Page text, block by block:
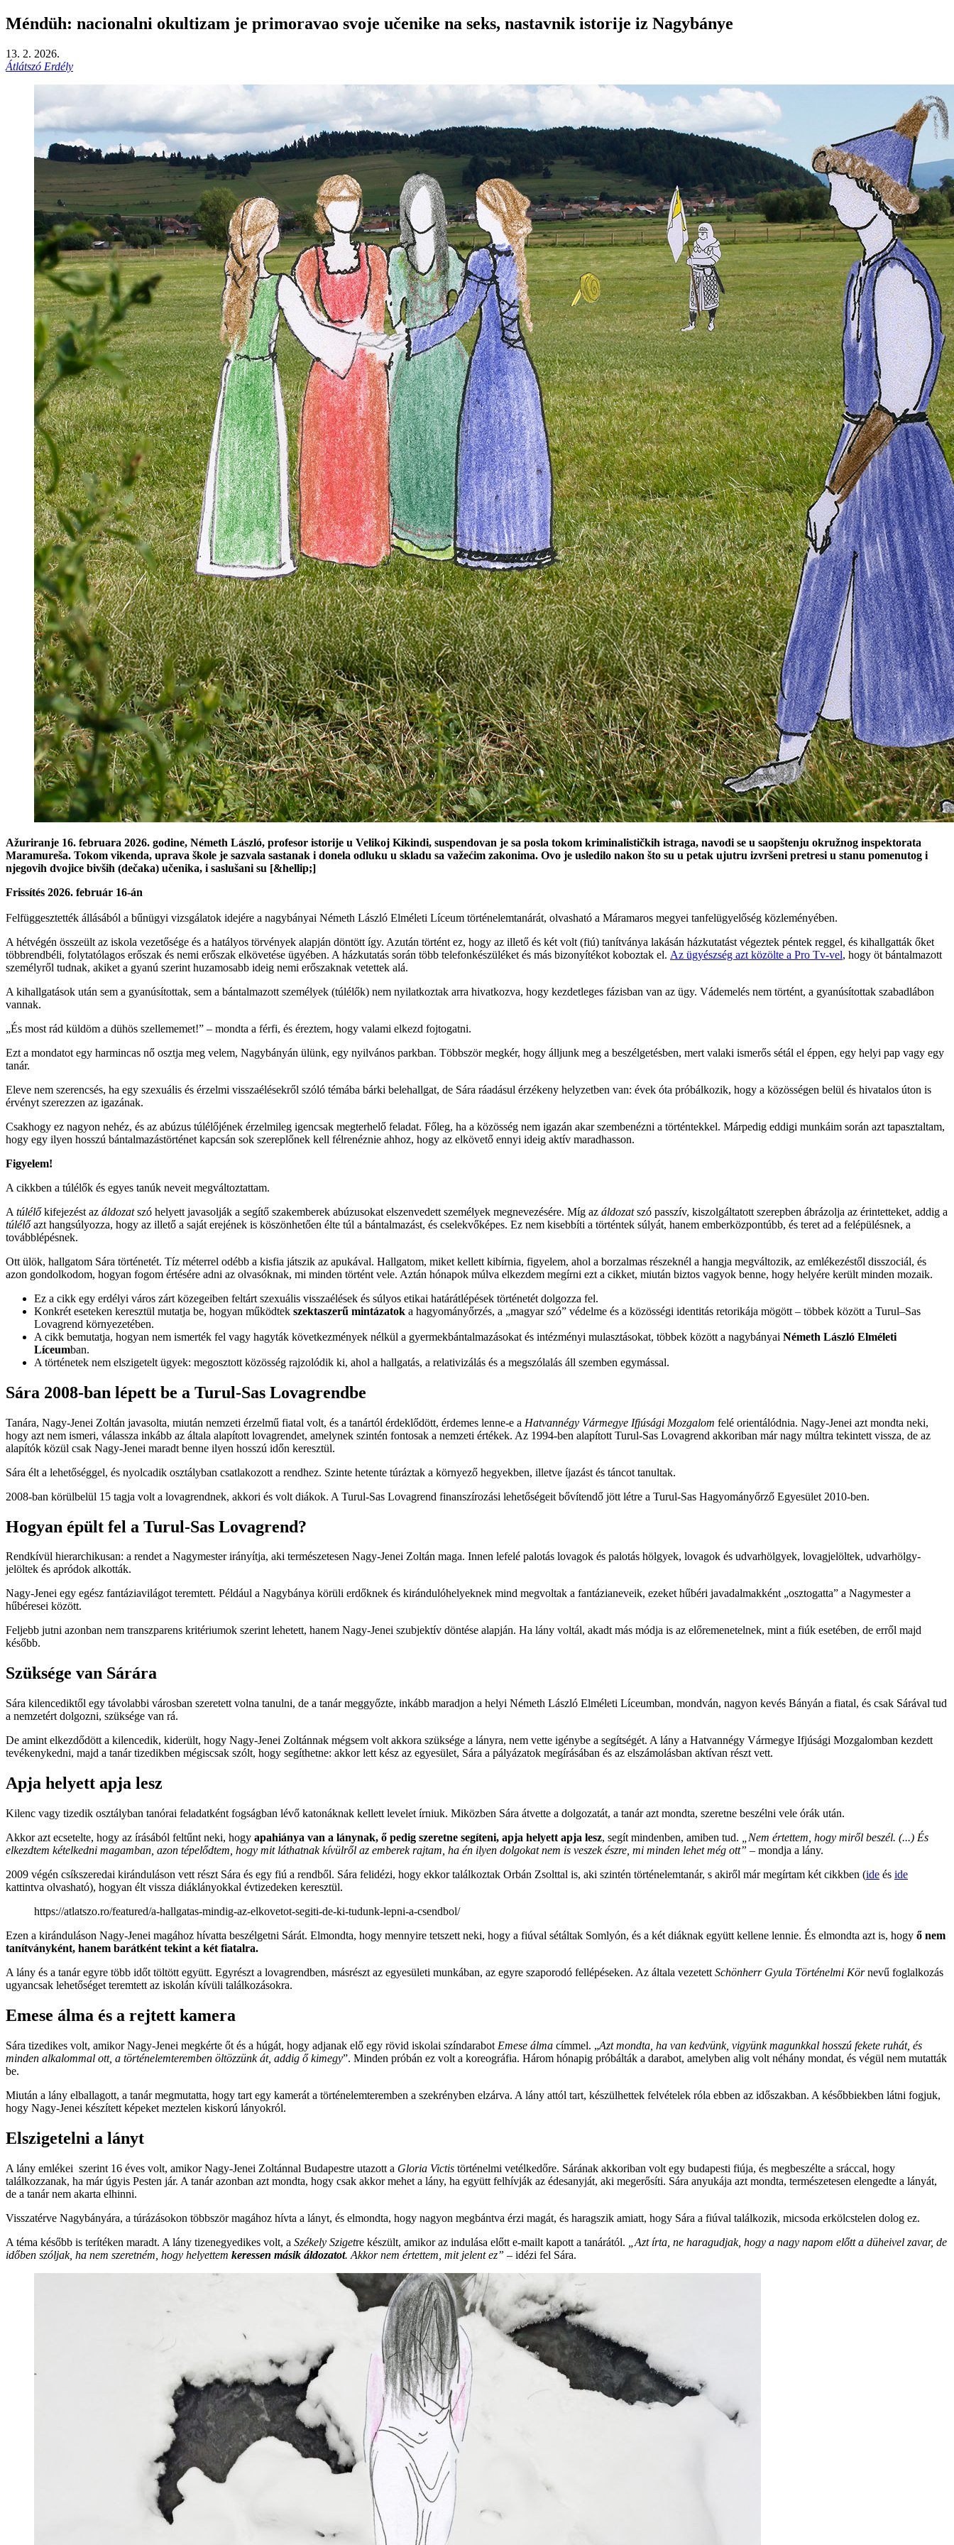
Méndüh: nacionalni okultizam je primoravao svoje učenike na seks, nastavnik istorije iz Nagybánye
13. 2. 2026.
Átlátszó Erdély
Ažuriranje 16. februara 2026. godine, Németh László, profesor istorije u Velikoj Kikindi, suspendovan je sa posla tokom kriminalističkih istraga, navodi se u saopštenju okružnog inspektorata
Maramureša. Tokom vikenda, uprava škole je sazvala sastanak i donela odluku u skladu sa važećim zakonima. Ovo je usledilo nakon što su u petak ujutru izvršeni pretresi u stanu pomenutog i
njegovih dvojice bivših (dečaka) učenika, i saslušani su [&hellip;]
Frissítés 2026. február 16-án
Felfüggesztették állásából a bűnügyi vizsgálatok idejére a nagybányai Németh László Elméleti Líceum történelemtanárát, olvasható a Máramaros megyei tanfelügyelőség közleményében.
A hétvégén összeült az iskola vezetősége és a hatályos törvények alapján döntött így. Azután történt ez, hogy az illető és két volt (fiú) tanítványa lakásán házkutatást végeztek péntek reggel, és kihallgatták őket
többrendbéli, folytatólagos erőszak és nemi erőszak elkövetése ügyében. A házkutatás során több telefonkészüléket és más bizonyítékot koboztak el. Az ügyészség azt közölte a Pro Tv-vel, hogy öt bántalmazott
személyről tudnak, akiket a gyanú szerint huzamosabb ideig nemi erőszaknak vetettek alá.
A kihallgatások után sem a gyanúsítottak, sem a bántalmazott személyek (túlélők) nem nyilatkoztak arra hivatkozva, hogy kezdetleges fázisban van az ügy. Vádemelés nem történt, a gyanúsítottak szabadlábon
vannak.
„És most rád küldöm a dühös szellememet!” – mondta a férfi, és éreztem, hogy valami elkezd fojtogatni.
Ezt a mondatot egy harmincas nő osztja meg velem, Nagybányán ülünk, egy nyilvános parkban. Többször megkér, hogy álljunk meg a beszélgetésben, mert valaki ismerős sétál el éppen, egy helyi pap vagy egy
tanár.
Eleve nem szerencsés, ha egy szexuális és érzelmi visszaélésekről szóló témába bárki belehallgat, de Sára ráadásul érzékeny helyzetben van: évek óta próbálkozik, hogy a közösségen belül és hivatalos úton is
érvényt szerezzen az igazának.
Csakhogy ez nagyon nehéz, és az abúzus túlélőjének érzelmileg igencsak megterhelő feladat. Főleg, ha a közösség nem igazán akar szembenézni a történtekkel. Márpedig eddigi munkáim során azt tapasztaltam,
hogy egy ilyen hosszú bántalmazástörténet kapcsán sok szereplőnek kell félrenéznie ahhoz, hogy az elkövető ennyi ideig aktív maradhasson.
Figyelem!
A cikkben a túlélők és egyes tanúk neveit megváltoztattam.
A túlélőkifejezést az áldozatszó helyett javasolják a segítő szakemberek abúzusokat elszenvedett személyek megnevezésére. Míg az áldozatszó passzív, kiszolgáltatott szerepben ábrázolja az érintetteket, addig a
túlélőazt hangsúlyozza, hogy az illető a saját erejének is köszönhetően élte túl a bántalmazást, és cselekvőképes. Ez nem kisebbíti a történtek súlyát, hanem emberközpontúbb, és teret ad a felépülésnek, a
továbblépésnek.
Ott ülök, hallgatom Sára történetét. Tíz méterrel odébb a kisfia játszik az apukával. Hallgatom, miket kellett kibírnia, figyelem, ahol a borzalmas részeknél a hangja megváltozik, az emlékezéstől disszociál, és
azon gondolkodom, hogyan fogom értésére adni az olvasóknak, mi minden történt vele. Aztán hónapok múlva elkezdem megírni ezt a cikket, miután biztos vagyok benne, hogy helyére került minden mozaik.
Ez a cikk egy erdélyi város zárt közegeiben feltárt szexuális visszaélések és súlyos etikai határátlépések történetét dolgozza fel.
Konkrét eseteken keresztül mutatja be, hogyan működtek szektaszerű mintázatok a hagyományőrzés, a „magyar szó” védelme és a közösségi identitás retorikája mögött – többek között a Turul–Sas
Lovagrend környezetében.
A cikk bemutatja, hogyan nem ismerték fel vagy hagyták következmények nélkül a gyermekbántalmazásokat és intézményi mulasztásokat, többek között a nagybányai Németh László Elméleti
Líceumban.
A történetek nem elszigetelt ügyek: megosztott közösség rajzolódik ki, ahol a hallgatás, a relativizálás és a megszólalás áll szemben egymással.
Sára 2008-ban lépett be a Turul-Sas Lovagrendbe
Tanára, Nagy-Jenei Zoltán javasolta, miután nemzeti érzelmű fiatal volt, és a tanártól érdeklődött, érdemes lenne-e a Hatvannégy Vármegye Ifjúsági Mozgalom felé orientálódnia. Nagy-Jenei azt mondta neki,
hogy azt nem ismeri, válassza inkább az általa alapított lovagrendet, amelynek szintén fontosak a nemzeti értékek. Az 1994-ben alapított Turul-Sas Lovagrend akkoriban már nagy múltra tekintett vissza, de az
alapítók közül csak Nagy-Jenei maradt benne ilyen hosszú időn keresztül.
Sára élt a lehetőséggel, és nyolcadik osztályban csatlakozott a rendhez. Szinte hetente túráztak a környező hegyekben, illetve íjazást és táncot tanultak.
2008-ban körülbelül 15 tagja volt a lovagrendnek, akkori és volt diákok. A Turul-Sas Lovagrend finanszírozási lehetőségeit bővítendő jött létre a Turul-Sas Hagyományőrző Egyesület 2010-ben.
Hogyan épült fel a Turul-Sas Lovagrend?
Rendkívül hierarchikusan: a rendet a Nagymester irányítja, aki természetesen Nagy-Jenei Zoltán maga. Innen lefelé palotás lovagok és palotás hölgyek, lovagok és udvarhölgyek, lovagjelöltek, udvarhölgy-
jelöltek és apródok alkották.
Nagy-Jenei egy egész fantáziavilágot teremtett. Például a Nagybánya körüli erdőknek és kirándulóhelyeknek mind megvoltak a fantázianeveik, ezeket hűbéri javadalmakként „osztogatta” a Nagymester a
hűbéresei között.
Feljebb jutni azonban nem transzparens kritériumok szerint lehetett, hanem Nagy-Jenei szubjektív döntése alapján. Ha lány voltál, akadt más módja is az előremenetelnek, mint a fiúk esetében, de erről majd
később.
Szüksége van Sárára
Sára kilencediktől egy távolabbi városban szeretett volna tanulni, de a tanár meggyőzte, inkább maradjon a helyi Németh László Elméleti Líceumban, mondván, nagyon kevés Bányán a fiatal, és csak Sárával tud
a nemzetért dolgozni, szüksége van rá.
De amint elkezdődött a kilencedik, kiderült, hogy Nagy-Jenei Zoltánnak mégsem volt akkora szüksége a lányra, nem vette igénybe a segítségét. A lány a Hatvannégy Vármegye Ifjúsági Mozgalomban kezdett
tevékenykedni, majd a tanár tizedikben mégiscsak szólt, hogy segíthetne: akkor lett kész az egyesület, Sára a pályázatok megírásában és az elszámolásban aktívan részt vett.
Apja helyett apja lesz
Kilenc vagy tizedik osztályban tanórai feladatként fogságban lévő katonáknak kellett levelet írniuk. Miközben Sára átvette a dolgozatát, a tanár azt mondta, szeretne beszélni vele órák után.
Akkor azt ecsetelte, hogy az írásából feltűnt neki, hogy apahiánya van a lánynak, ő pedig szeretne segíteni, apja helyett apja lesz, segít mindenben, amiben tud.
„Nem értettem, hogy miről beszél. (...) És
elkezdtem kételkedni magamban, azon tépelődtem, hogy mit láthatnak kívülről az emberek rajtam, ha én ilyen dolgokat nem is veszek észre, mi minden lehet még ott” – mondja a lány.
2009 végén csíkszeredai kiránduláson vett részt Sára és egy fiú a rendből. Sára felidézi, hogy ekkor találkoztak Orbán Zsolttal is, aki szintén történelemtanár, s akiről már megírtam két cikkben (ide és ide
kattintva olvasható), hogyan élt vissza diáklányokkal évtizedeken keresztül.
https://atlatszo.ro/featured/a-hallgatas-mindig-az-elkovetot-segiti-de-ki-tudunk-lepni-a-csendbol/
Ezen a kiránduláson Nagy-Jenei magához hívatta beszélgetni Sárát. Elmondta, hogy mennyire tetszett neki, hogy a fiúval sétáltak Somlyón, és a két diáknak együtt kellene lennie. És elmondta azt is, hogy ő nem
tanítványként, hanem barátként tekint a két fiatalra.
A lány és a tanár egyre több időt töltött együtt. Egyrészt a lovagrendben, másrészt az egyesületi munkában, az egyre szaporodó fellépéseken. Az általa vezetett Schönherr Gyula Történelmi Körnevű foglalkozás
ugyancsak lehetőséget teremtett az iskolán kívüli találkozásokra.
Emese álma és a rejtett kamera
Sára tizedikes volt, amikor Nagy-Jenei megkérte őt és a húgát, hogy adjanak elő egy rövid iskolai színdarabot Emese álma címmel. „Azt mondta, ha van kedvünk, vigyünk magunkkal hosszú fekete ruhát, és
minden alkalommal ott, a történelemteremben öltözzünk át, addig ő kimegy”. Minden próbán ez volt a koreográfia. Három hónapig próbálták a darabot, amelyben alig volt néhány mondat, és végül nem mutatták
be.
Miután a lány elballagott, a tanár megmutatta, hogy tart egy kamerát a történelemteremben a szekrényben elzárva. A lány attól tart, készülhettek felvételek róla ebben az időszakban. A későbbiekben látni fogjuk,
hogy Nagy-Jenei készített képeket meztelen kiskorú lányokról.
Elszigetelni a lányt
A lány emlékei szerint 16 éves volt, amikor Nagy-Jenei Zoltánnal Budapestre utazott a Gloria Victis történelmi vetélkedőre. Sárának akkoriban volt egy budapesti fiúja, és megbeszélte a sráccal, hogy
találkozzanak, ha már úgyis Pesten jár. A tanár azonban azt mondta, hogy csak akkor mehet a lány, ha együtt felhívják az édesanyját, aki megerősíti. Sára anyukája azt mondta, természetesen elengedte a lányát,
de a tanár nem akarta elhinni.
Visszatérve Nagybányára, a túrázásokon többször magához hívta a lányt, és elmondta, hogy nagyon megbántva érzi magát, és haragszik amiatt, hogy Sára a fiúval találkozik, micsoda erkölcstelen dolog ez.
A téma később is terítéken maradt. A lány tizenegyedikes volt, a Székely Szigetre készült, amikor az indulása előtt e-mailt kapott a tanárától.
„Azt írta, ne haragudjak, hogy a nagy napom előtt a düheivel zavar, de
időben szóljak, ha nem szeretném, hogy helyettem keressen másik áldozatot. Akkor nem értettem, mit jelent ez” – idézi fel Sára.